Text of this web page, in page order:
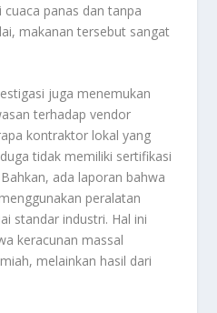
panas dan tanpa
makanan tersebut sangat
juga menemukan
terhadap vendor
kontraktor lokal yang
tidak memiliki sertifikasi
ada laporan bahwa
peralatan
standar industri. Hal ini
keracunan massal
melainkan hasil dari